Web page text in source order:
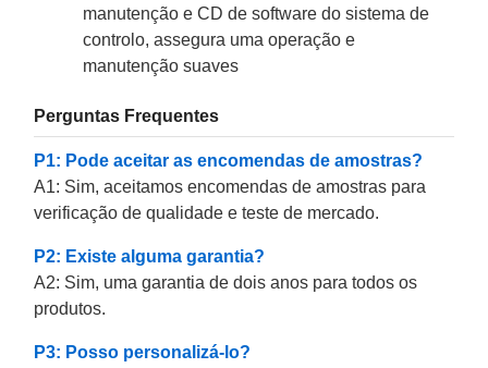
manutenção e CD de software do sistema de
controlo, assegura uma operação e
manutenção suaves
Perguntas Frequentes
P1: Pode aceitar as encomendas de amostras?
A1: Sim, aceitamos encomendas de amostras para
verificação de qualidade e teste de mercado.
P2: Existe alguma garantia?
A2: Sim, uma garantia de dois anos para todos os
produtos.
P3: Posso personalizá-lo?